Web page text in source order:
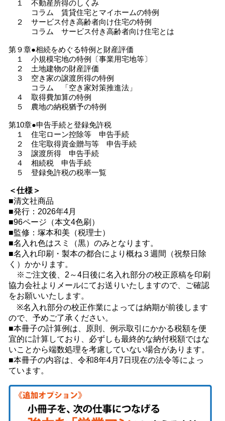
１ 不動産所得のしくみ
コラム 賃貸住宅とマイホームの特例
２ サービス付き高齢者向け住宅の特例
コラム サービス付き高齢者向け住宅とは
第９章●相続をめぐる特例と財産評価
１ 小規模宅地の特例〔事業用宅地等〕
２ 土地建物の財産評価
３ 空き家の譲渡所得の特例
コラム 「空き家対策推進法」
４ 取得費加算の特例
５ 農地の納税猶予の特例
第10章●申告手続と登録免許税
１ 住宅ローン控除等 申告手続
２ 住宅取得資金贈与等 申告手続
３ 譲渡所得 申告手続
４ 相続税 申告手続
５ 登録免許税の税率一覧
＜仕様＞
■清文社商品
■発行：2026年4月
■96ページ（本文4色刷）
■監修：塚本和美（税理士）
■名入れ色はスミ（黒）のみとなります。
■名入れ印刷・製本の都合により概ね３週間（祝祭日除
く）かかります。
※ご注文後、2～4日後に名入れ部分の校正原稿を印刷
協力会社よりメールにてお送りいたしますので、ご確認
をお願いいたします。
※名入れ部分の校正作業によっては納期が前後します
ので、予めご了承ください。
■本冊子の計算例は、原則、例示取引にかかる税額を便
宜的に計算しており、必ずしも最終的な納付税額ではな
いことから端数処理を考慮していない場合があります。
■本冊子の内容は、令和8年4月7日現在の法令等によっ
ています。